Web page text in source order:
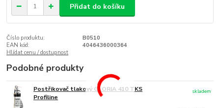
Přidat do košíku
Číslo produktu:
B0510
EAN kód:
4046436000364
Hlídat cenu / dostupnost
Podobné produkty
Postřikovač tlakový GLORIA 410 TKS
Profiline
skladem